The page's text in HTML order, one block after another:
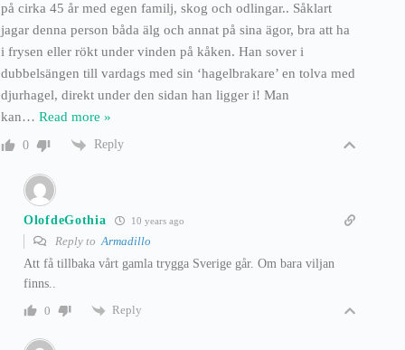
på cirka 45 år med egen familj, skog och odlingar.. Såklart
jagar denna person båda älg och annat på sina ägor, bra att ha
i frysen eller rökt under vinden på kåken. Han sover i
dubbelsängen till vardags med sin ‘hagelbrakare’ en tolva med
djurhagel, direkt under den sidan han ligger i! Man
kan… Read more »
0 Reply
OlofdeGothia 10 years ago
Reply toArmadillo
Att få tillbaka vårt gamla trygga Sverige går. Om bara viljan
finns..
0
Reply